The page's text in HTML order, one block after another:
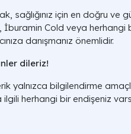
sağlığınız için en doğru ve
İburamin Cold veya
danışmanız önemlidir.
dileriz!
yalnızca bilgilendirme
ilgili herhangi bir endişeniz